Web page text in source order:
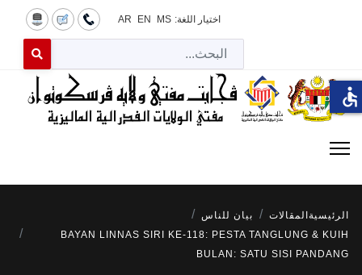
اختيار اللغة: MS
EN
AR
for results.
الرئيسية المقالات
بيان للناس
BAYAN LINNAS SIRI KE-118: PESTA TANGLUNG & KUIH
BULAN: SATU SISI PANDANG
accessible